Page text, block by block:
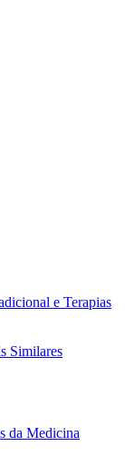
e Terapias
Similares
da Medicina